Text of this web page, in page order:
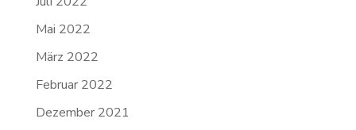
Mai 2022
März 2022
Februar 2022
Dezember 2021